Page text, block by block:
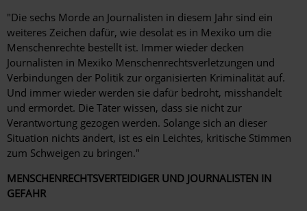
"Die sechs Morde an Journalisten in diesem Jahr sind ein
weiteres Zeichen dafür, wie desolat es in Mexiko um die
Menschenrechte bestellt ist. Immer wieder decken
Journalisten in Mexiko Menschenrechtsverletzungen und
Verbindungen der Politik zur organisierten Kriminalität auf.
Und immer wieder werden sie dafür bedroht, misshandelt
und ermordet. Die Täter wissen, dass sie nicht zur
Verantwortung gezogen werden. Solange sich an dieser
Situation nichts ändert, ist es ein Leichtes, kritische Stimmen
zum Schweigen zu bringen."
MENSCHENRECHTSVERTEIDIGER UND JOURNALISTEN IN
GEFAHR